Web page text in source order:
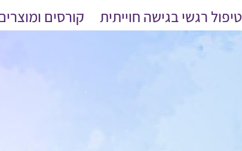
טיפול רגשי בגישה חוייתית קורסים